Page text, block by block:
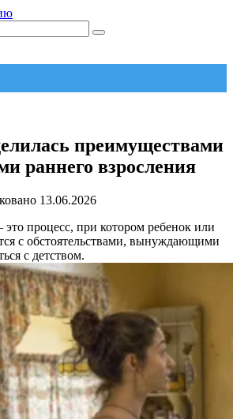
преимуществами
раннего взросления
13.06.2026
процесс, при котором ребенок или
с обстоятельствами, вынуждающими
с детством.